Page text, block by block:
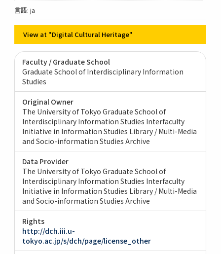
言語: ja
View at "Digital Cultural Heritage"
Faculty / Graduate School
Graduate School of Interdisciplinary Information
Studies
Original Owner
The University of Tokyo Graduate School of
Interdisciplinary Information Studies Interfaculty
Initiative in Information Studies Library / Multi-Media
and Socio-information Studies Archive
Data Provider
The University of Tokyo Graduate School of
Interdisciplinary Information Studies Interfaculty
Initiative in Information Studies Library / Multi-Media
and Socio-information Studies Archive
Rights
http://dch.iii.u-
tokyo.ac.jp/s/dch/page/license_other